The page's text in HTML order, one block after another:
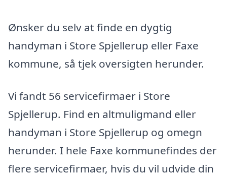
Ønsker du selv at finde en dygtig
handyman i Store Spjellerup eller Faxe
kommune, så tjek oversigten herunder.
Vi fandt 56 servicefirmaer i Store
Spjellerup. Find en altmuligmand eller
handyman i Store Spjellerup og omegn
herunder. I hele Faxe kommunefindes der
flere servicefirmaer, hvis du vil udvide din